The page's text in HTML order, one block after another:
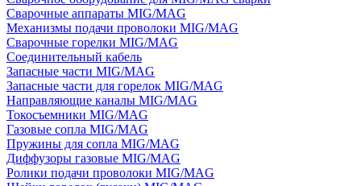
Сварочные аппараты MIG/MAG
Механизмы подачи проволоки MIG/MAG
Сварочные горелки MIG/MAG
Соединительный кабель
Запасные части MIG/MAG
Запасные части для горелок MIG/MAG
Направляющие каналы MIG/MAG
Токосъемники MIG/MAG
Газовые сопла MIG/MAG
Пружины для сопла MIG/MAG
Диффузоры газовые MIG/MAG
Ролики подачи проволоки MIG/MAG